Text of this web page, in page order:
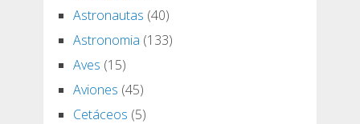
Astronautas (40)
Astronomia (133)
Aves (15)
Aviones (45)
Cetáceos (5)